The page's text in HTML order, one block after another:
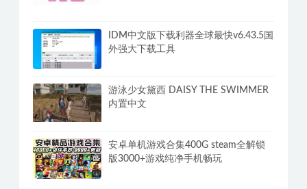
IDM中文版下载利器全球最快v6.43.5国
外强大下载工具
游泳少女黛西 DAISY THE SWIMMER
内置中文
安卓单机游戏合集400G steam全解锁
版3000+游戏纯净手机畅玩